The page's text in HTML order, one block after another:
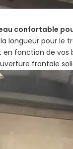
confortable
longueur pour le
fonction de vos
frontale